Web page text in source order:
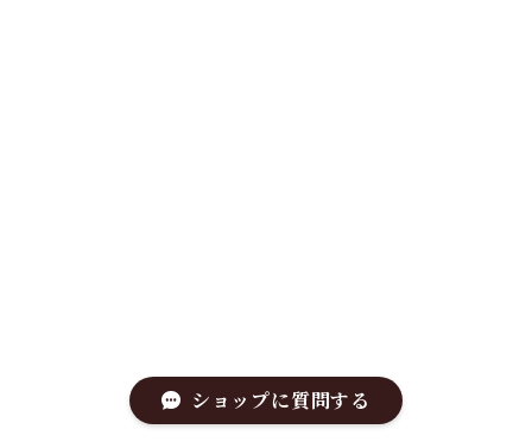
ショップに質問する